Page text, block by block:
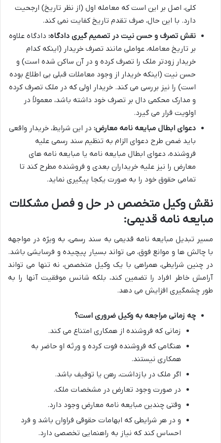
کلی، اصل بر این است که معامله اول (از نظر تاریخ) ارجحیت
دارد. با این حال، صرف تقدم تاریخ کفایت نمی کند.
نقش تصرف و حسن نیت در تصمیم گیری دادگاه: دادگاه علاوه
بر تاریخ معامله، عواملی مانند تصرف خریدار (اینکه کدام
خریدار زودتر ملک را تصرف کرده و در آن ساکن شده است) و
حسن نیت (اینکه خریدار از وجود معاملات قبلی بی اطلاع بوده
است) را نیز بررسی می کند. خریدار اولی که در ملک تصرف کرده
و مدارک محکمی دال بر تصرف خود داشته باشد، معمولاً در
اولویت قرار می گیرد.
دعوای ابطال مبایعه نامه معارض: در این شرایط، خریدار واقعی
باید ضمن طرح دعوای الزام به تنظیم سند رسمی علیه
فروشنده، دعوای ابطال مبایعه نامه یا مبایعه نامه های
معارض را نیز علیه خریداران بعدی و فروشنده مطرح کند تا
تمامی حقوق خود را به صورت یکجا پیگیری نماید.
نقش وکیل متخصص در حل و فصل مشکلات
مبایعه نامه قدیمی:
مسیر تبدیل مبایعه نامه قدیمی به سند رسمی، به ویژه در مواجهه
با چالش ها و موانع فوق، می تواند بسیار پیچیده و فرسایشی باشد.
در چنین شرایطی، همراهی با یک وکیل متخصص، نه تنها می تواند
آرامش خاطر افراد را تضمین کند، بلکه شانس موفقیت آنها را به
طور چشمگیری افزایش می دهد.
چه زمانی مراجعه به وکیل ضروری است؟
زمانی که فروشنده از همکاری امتناع می کند.
هنگامی که فروشنده فوت کرده و ورثه او حاضر به
همکاری نیستند.
اگر ملک در بازداشت، رهن یا توقیف باشد.
در صورت وجود تعارض در مشخصات ملک.
وقتی چندین مبایعه نامه معارض وجود دارد.
و در هر شرایطی که ابهامات حقوقی فراوان باشد و فرد
احساس کند که نیاز به راهنمایی تخصصی دارد.